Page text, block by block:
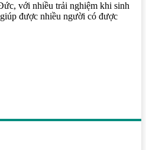
với nhiều trải nghiệm khi sinh
được nhiều người có được